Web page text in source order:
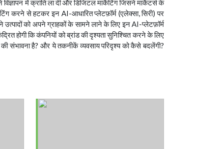
में क्रांति ला दी और डिजिटल मार्केटिंग जिसने मार्केटर्स के
करने से हटकर इन AI-आधारित प्लेटफ़ॉर्म (एलेक्सा, सिरी) पर
उत्पादों को अपने ग्राहकों के सामने लाने के लिए इन AI-प्लेटफ़ॉर्म
होगी कि कंपनियों को ब्रांड की दृश्यता सुनिश्चित करने के लिए
संभावना है? और ये तकनीकें व्यवसाय परिदृश्य को कैसे बदलेंगी?